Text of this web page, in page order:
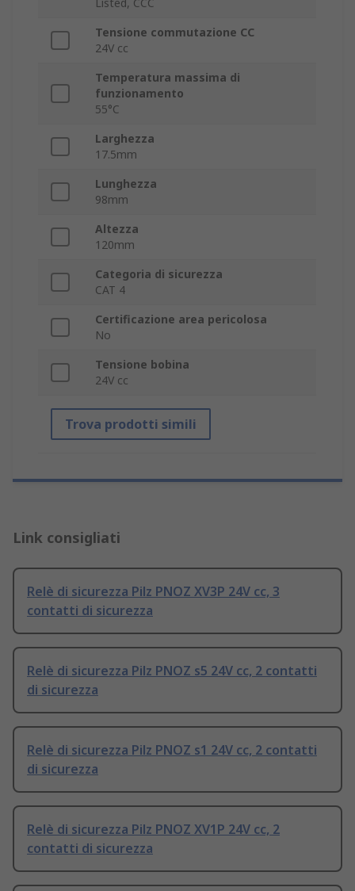
Listed, CCC
Tensione commutazione CC
24V cc
Temperatura massima di
funzionamento
55°C
Larghezza
17.5mm
Lunghezza
98mm
Altezza
120mm
Categoria di sicurezza
CAT 4
Certificazione area pericolosa
No
Tensione bobina
24V cc
Trova prodotti simili
Link consigliati
Relè di sicurezza Pilz PNOZ XV3P 24V cc, 3
contatti di sicurezza
Relè di sicurezza Pilz PNOZ s5 24V cc, 2 contatti
di sicurezza
Relè di sicurezza Pilz PNOZ s1 24V cc, 2 contatti
di sicurezza
Relè di sicurezza Pilz PNOZ XV1P 24V cc, 2
contatti di sicurezza